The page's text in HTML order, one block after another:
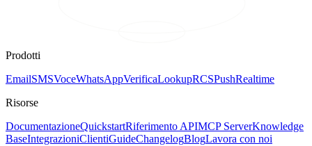
Prodotti
EmailSMSVoceWhatsAppVerificaLookupRCSPushRealtime
Risorse
DocumentazioneQuickstartRiferimento APIMCP ServerKnowledge
BaseIntegrazioniClientiGuideChangelogBlogLavora con noi